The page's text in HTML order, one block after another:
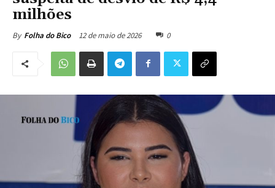
milhões
By Folha do Bico 12 de maio de 2026 0